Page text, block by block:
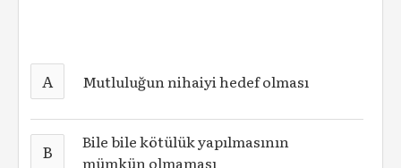
A Mutluluğun nihaiyi hedef olması
B
Bile bile kötülük yapılmasının
mümkün olmaması